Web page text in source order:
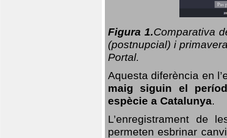
Figura 1.Comparativa
(postnupcial) i
Portal.
Aquesta diferència en
maig siguin el
espècie a Catalunya.
L’enregistrament de
permeten esbrinar